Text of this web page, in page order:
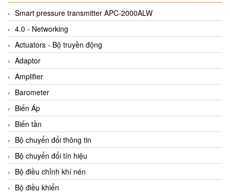
Smart pressure transmitter APC-2000ALW
4.0 - Networking
Actuators - Bộ truyền động
Adaptor
Amplifier
Barometer
Biến Áp
Biến tần
Bộ chuyển đổi thông tin
Bộ chuyển đổi tín hiệu
Bộ điều chỉnh khí nén
Bộ điều khiển